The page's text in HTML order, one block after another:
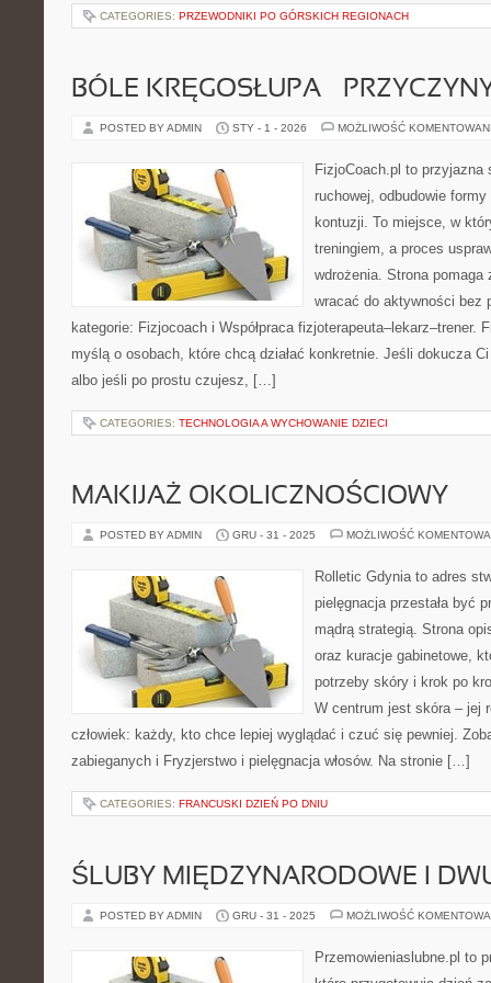
CATEGORIES: PRZEWODNIKI PO GÓRSKICH REGIONACH
BÓLE KRĘGOSŁUPA –
POSTED BY ADMIN STY - 1 - 2026 MOŻLIWOŚĆ
FizjoCoach.pl to przyjazna
ruchowej, odbudowie
kontuzji. To miejsce, w
treningiem, a proces
wdrożenia. Strona pomaga
wracać do aktywności bez
kategorie: Fizjocoach i Współpraca fizjoterapeuta–lekarz–trener.
myślą o osobach, które chcą działać konkretnie. Jeśli dokucza
albo jeśli po prostu czujesz, […]
CATEGORIES: TECHNOLOGIA A WYCHOWANIE DZIECI
MAKIJAŻ OKOLICZNOŚCIOWY
POSTED BY ADMIN GRU - 31 - 2025 MOŻLIWOŚĆ
Rolletic Gdynia to adres
pielęgnacja przestała być
mądrą strategią. Strona
oraz kuracje gabinetowe,
potrzeby skóry i krok po
W centrum jest skóra – jej
człowiek: każdy, kto chce lepiej wyglądać i czuć się pewniej.
zabieganych i Fryzjerstwo i pielęgnacja włosów. Na stronie […]
CATEGORIES: FRANCUSKI DZIEŃ PO DNIU
ŚLUBY MIĘDZYNARODOWE I
POSTED BY ADMIN GRU - 31 - 2025 MOŻLIWOŚĆ
Przemowieniaslubne.pl to